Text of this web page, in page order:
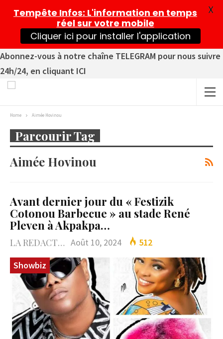
Abonnez-vous à notre chaîne TELEGRAM pour nous suivre
24h/24, en cliquant ICI
Home Aimée Hovinou
Parcourir Tag
Aimée Hovinou
Avant dernier jour du « Festizik
Cotonou Barbecue » au stade René
Pleven à Akpakpa…
LA REDACTION Août 10, 2024
512
Showbiz
Tempête Infos: L'information en temps
réel sur votre mobile
Cliquer ici pour installer l'application
X